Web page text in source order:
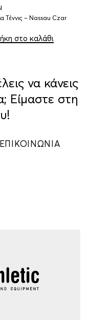
Τέννις – Nassau Czar
στο καλάθι
να κάνεις
Είμαστε στη
ΕΠΙΚΟΙΝΩΝΙΑ